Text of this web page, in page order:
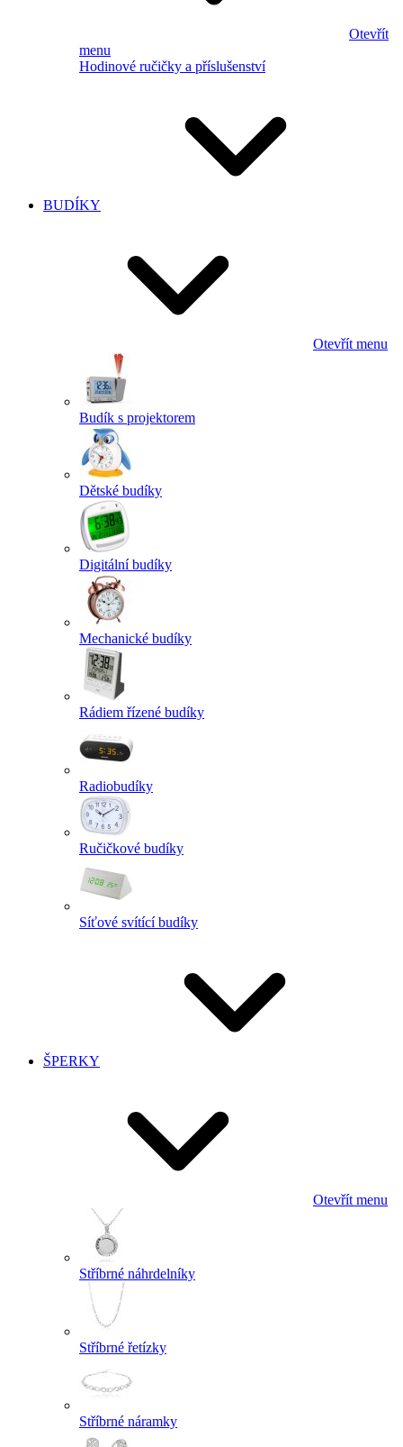
Otevřít
menu
Hodinové ručičky a příslušenství
BUDÍKY
Otevřít menu
Budík s projektorem
Dětské budíky
Digitální budíky
Mechanické budíky
Rádiem řízené budíky
Radiobudíky
Ručičkové budíky
Síťové svítící budíky
ŠPERKY
Otevřít menu
Stříbrné náhrdelníky
Stříbrné řetízky
Stříbrné náramky